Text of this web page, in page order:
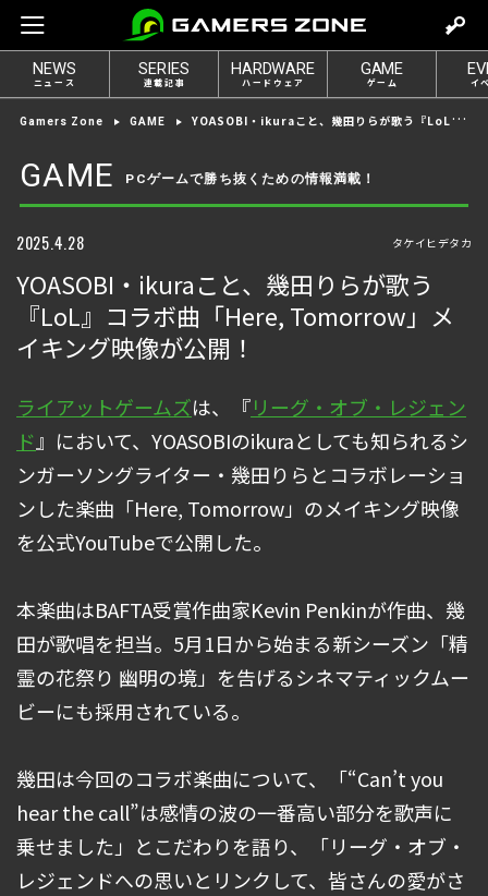
e
t
o
g
n
NEWS
ニュース
SERIES
連載記事
HARDWARE
ハードウェア
GAME
ゲーム イ
Gamers Zone GAME YOASOBI・ikuraこと、幾田りらが歌う『LoL』コラボ曲「Here, Tomorrow」メイキング映像が公開！
GAME PCゲームで勝ち抜くための情報満載！
2025.4.28 タケイヒデタカ
YOASOBI・ikuraこと、幾田りらが歌う
『LoL』コラボ曲「Here, Tomorrow」メ
イキング映像が公開！
ライアットゲームズは、『リーグ・オブ・レジェン
ド』において、YOASOBIのikuraとしても知られるシ
ンガーソングライター・幾田りらとコラボレーショ
ンした楽曲「Here, Tomorrow」のメイキング映像
を公式YouTubeで公開した。
本楽曲はBAFTA受賞作曲家Kevin Penkinが作曲、幾
田が歌唱を担当。5月1日から始まる新シーズン「精
霊の花祭り 幽明の境」を告げるシネマティックムー
ビーにも採用されている。
幾田は今回のコラボ楽曲について、「“Can’t you
hear the call”は感情の波の一番高い部分を歌声に
乗せました」とこだわりを語り、「リーグ・オブ・
レジェンドへの思いとリンクして、皆さんの愛がさ